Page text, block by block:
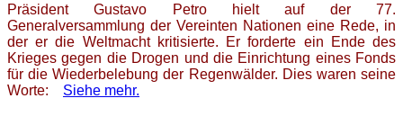
Präsident Gustavo Petro hielt auf der 77.
Generalversammlung der Vereinten Nationen eine Rede, in
der er die Weltmacht kritisierte. Er forderte ein Ende des
Krieges gegen die Drogen und die Einrichtung eines Fonds
für die Wiederbelebung der Regenwälder. Dies waren seine
Worte: Siehe mehr.